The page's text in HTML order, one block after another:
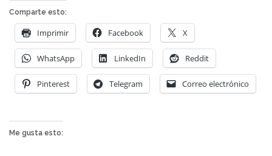
Comparte esto:
Imprimir Facebook X
WhatsApp LinkedIn Reddit
Pinterest Telegram Correo electrónico
Me gusta esto: